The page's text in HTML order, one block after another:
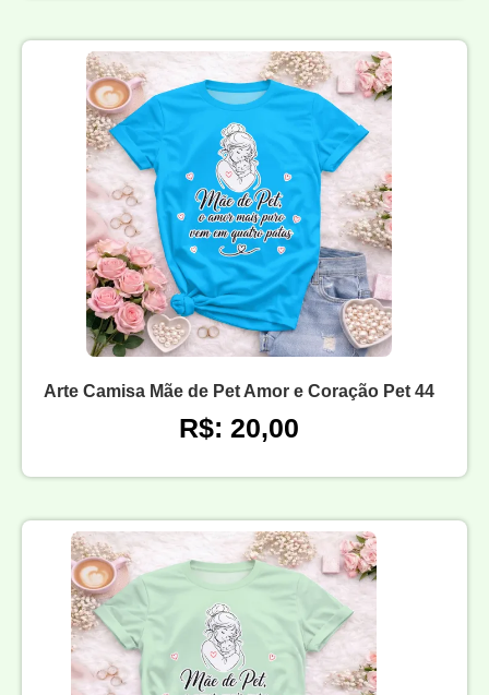
Arte Camisa Mãe de Pet Amor e Coração Pet 44
R$: 20,00